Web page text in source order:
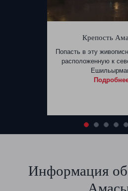
Крепость
Попасть в эту
расположенную к
Информация об